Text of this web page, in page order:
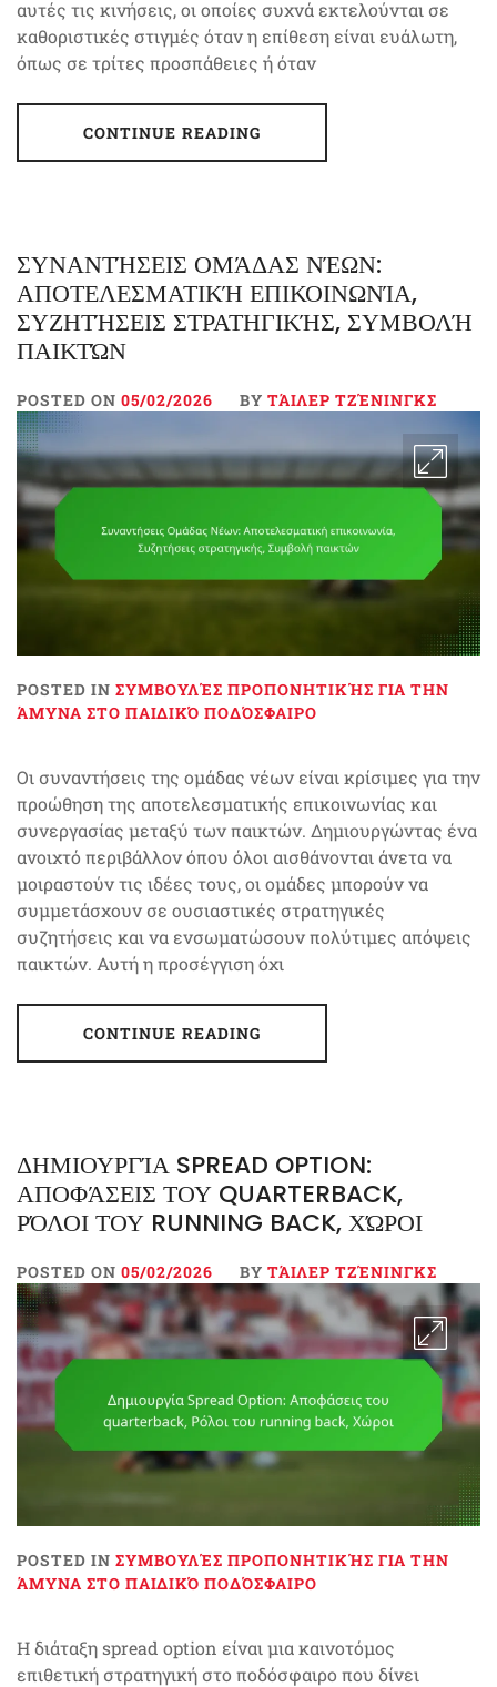
αυτές τις κινήσεις, οι οποίες συχνά εκτελούνται σε
καθοριστικές στιγμές όταν η επίθεση είναι ευάλωτη,
όπως σε τρίτες προσπάθειες ή όταν
CONTINUE READING
ΣΥΝΑΝΤΉΣΕΙΣ ΟΜΆΔΑΣ ΝΈΩΝ:
ΑΠΟΤΕΛΕΣΜΑΤΙΚΉ ΕΠΙΚΟΙΝΩΝΊΑ,
ΣΥΖΗΤΉΣΕΙΣ ΣΤΡΑΤΗΓΙΚΉΣ, ΣΥΜΒΟΛΉ
ΠΑΙΚΤΏΝ
POSTED ON 05/02/2026 BY ΤΆΙΛΕΡ ΤΖΈΝΙΝΓΚΣ
POSTED IN ΣΥΜΒΟΥΛΈΣ ΠΡΟΠΟΝΗΤΙΚΉΣ ΓΙΑ ΤΗΝ
ΆΜΥΝΑ ΣΤΟ ΠΑΙΔΙΚΌ ΠΟΔΌΣΦΑΙΡΟ
Οι συναντήσεις της ομάδας νέων είναι κρίσιμες για την
προώθηση της αποτελεσματικής επικοινωνίας και
συνεργασίας μεταξύ των παικτών. Δημιουργώντας ένα
ανοιχτό περιβάλλον όπου όλοι αισθάνονται άνετα να
μοιραστούν τις ιδέες τους, οι ομάδες μπορούν να
συμμετάσχουν σε ουσιαστικές στρατηγικές
συζητήσεις και να ενσωματώσουν πολύτιμες απόψεις
παικτών. Αυτή η προσέγγιση όχι
CONTINUE READING
ΔΗΜΙΟΥΡΓΊΑ SPREAD OPTION:
ΑΠΟΦΆΣΕΙΣ ΤΟΥ QUARTERBACK,
ΡΌΛΟΙ ΤΟΥ RUNNING BACK, ΧΏΡΟΙ
POSTED ON 05/02/2026 BY ΤΆΙΛΕΡ ΤΖΈΝΙΝΓΚΣ
POSTED IN ΣΥΜΒΟΥΛΈΣ ΠΡΟΠΟΝΗΤΙΚΉΣ ΓΙΑ ΤΗΝ
ΆΜΥΝΑ ΣΤΟ ΠΑΙΔΙΚΌ ΠΟΔΌΣΦΑΙΡΟ
Η διάταξη spread option είναι μια καινοτόμος
επιθετική στρατηγική στο ποδόσφαιρο που δίνει